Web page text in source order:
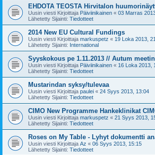
EHDOTA TEOSTA Hirvitalon
Uusin viesti Kirjoittaja Päiviinikainen « 03 Marras
Lähetetty Sijainti: Tiedotteet
2014 New EU Cultural Fundings
Uusin viesti Kirjoittaja markuspetz « 19 Loka 2013,
Lähetetty Sijainti: International
Syyskokous pe 1.11.2013 // Autum
Uusin viesti Kirjoittaja Päiviinikainen « 16 Loka 2013,
Lähetetty Sijainti: Tiedotteet
Mustarindan syksy/tulevaa
Uusin viesti Kirjoittaja paulei « 24 Syys 2013, 13:04
Lähetetty Sijainti: Tiedotteet
CIMO New Programme Hankeklinikat
Uusin viesti Kirjoittaja markuspetz « 21 Syys 2013,
Lähetetty Sijainti: Tiedotteet
Roses on My Table - Lyhyt dokumentti
Uusin viesti Kirjoittaja Az « 06 Syys 2013, 15:15
Lähetetty Sijainti: Tiedotteet